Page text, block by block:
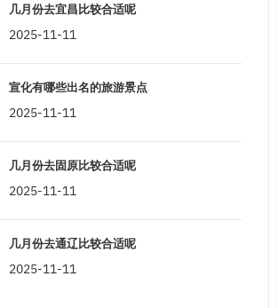
几月份去宜昌比较合适呢
2025-11-11
宣化有哪些出名的旅游景点
2025-11-11
几月份去固原比较合适呢
2025-11-11
几月份去通辽比较合适呢
2025-11-11